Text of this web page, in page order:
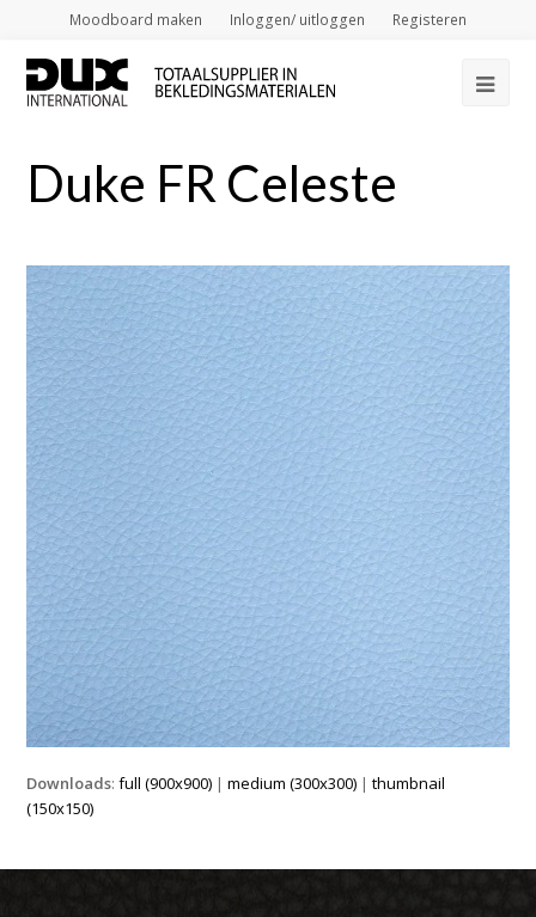
Moodboard maken Inloggen/ uitloggen Registeren
Duke FR Celeste
Downloads:full (900x900) |medium (300x300) |thumbnail
(150x150)